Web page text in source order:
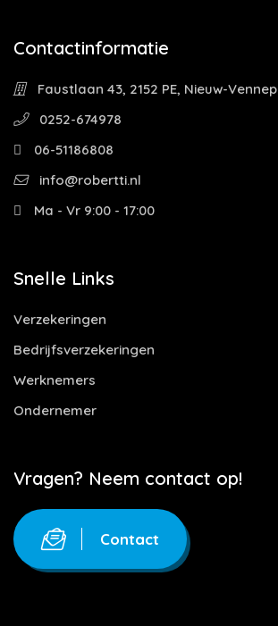
Contactinformatie
Faustlaan 43, 2152 PE, Nieuw-Vennep
0252-674978
06-51186808
info@robertti.nl
Ma - Vr 9:00 - 17:00
Snelle Links
Verzekeringen
Bedrijfsverzekeringen
Werknemers
Ondernemer
Vragen? Neem contact op!
Contact